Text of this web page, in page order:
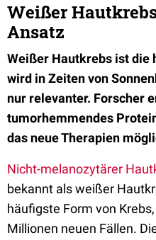
Weißer
Ansatz
Weißer Hautkrebs ist die
wird in Zeiten von
nur relevanter. Forscher
tumorhemmendes
das neue Therapien
Nicht-melanozytärer
bekannt als weißer
häufigste Form von
Millionen neuen Fällen.